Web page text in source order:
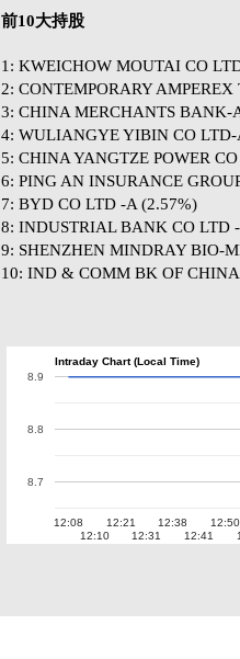
前10大持股
1: KWEICHOW MOUTAI CO
2: CONTEMPORARY
3: CHINA MERCHANTS BANK-
4: WULIANGYE YIBIN CO LTD-
5: CHINA YANGTZE POWER
6: PING AN INSURANCE
7: BYD CO LTD -A (2.57%)
8: INDUSTRIAL BANK CO LTD
9: SHENZHEN MINDRAY BIO-
10: IND & COMM BK OF
Intraday Chart (Local Time)
12:08
12:10
12:21
12:31
12:38
12:41
12:50
8.7
8.8
8.9